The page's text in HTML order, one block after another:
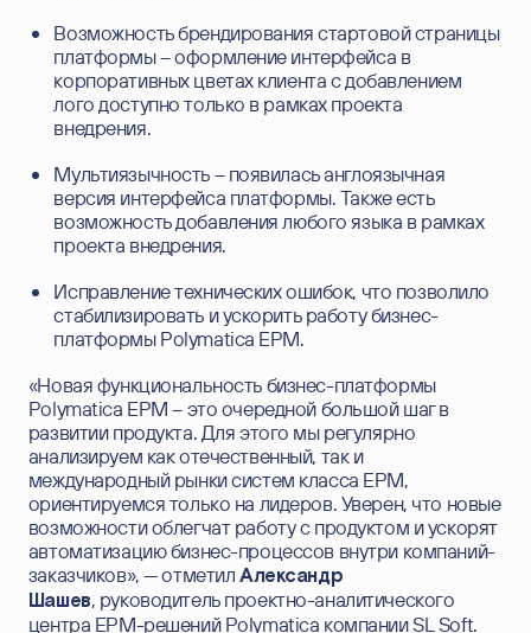
Возможность брендирования стартовой страницы
платформы – оформление интерфейса в
корпоративных цветах клиента с добавлением
лого доступно только в рамках проекта
внедрения.
Мультиязычность – появилась англоязычная
версия интерфейса платформы. Также есть
возможность добавления любого языка в рамках
проекта внедрения.
Исправление технических ошибок, что позволило
стабилизировать и ускорить работу бизнес-
платформы Polymatica ЕРМ.
«Новая функциональность бизнес-платформы
Polymatica EPM – это очередной большой шаг в
развитии продукта. Для этого мы регулярно
анализируем как отечественный, так и
международный рынки систем класса ЕРМ,
ориентируемся только на лидеров. Уверен, что новые
возможности облегчат работу с продуктом и ускорят
автоматизацию бизнес-процессов внутри компаний-
заказчиков», — отметилАлександр
Шашев, руководитель проектно-аналитического
центра EPM-решений Polymatica компании SL Soft.